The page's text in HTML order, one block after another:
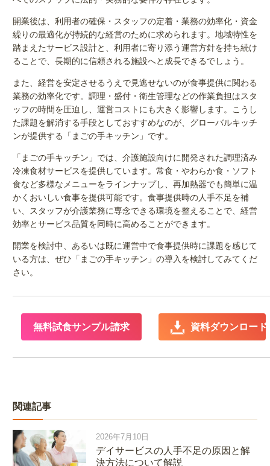
開業後は、利用者の確保・スタッフの定着・業務の効率化・資金
繰りの最適化が持続的な経営のために求められます。地域特性を
踏まえたサービス設計と、利用者に寄り添う運営方針を持ち続け
ることで、長期的に信頼される施設へと成長できるでしょう。
また、経営を安定させるうえで見逃せないのが食事提供に関わる
業務の効率化です。調理・盛付・衛生管理などの作業負担はスタ
ッフの時間を圧迫し、運営コストにも大きく影響します。こうし
た課題を解消する手段としておすすめなのが、グローバルキッチ
ンが提供する「まごの手キッチン」です。
「まごの手キッチン」では、介護施設向けに開発された調理済み
冷凍食材サービスを提供しています。常食・やわらか食・ソフト
食など多様なメニューをラインナップし、再加熱器でも簡単に温
かくおいしい食事を提供可能です。食事提供時の人手不足を補
い、スタッフが介護業務に専念できる環境を整えることで、経営
効率とサービス品質を同時に高めることができます。
開業を検討中、あるいは既に運営中で食事提供時に課題を感じて
いる方は、ぜひ「まごの手キッチン」の導入を検討してみてくだ
さい。
無料試食サンプル請求 資料ダウンロード
関連記事
2026年7月10日
デイサービスの人手不足の原因と解
決方法について解説